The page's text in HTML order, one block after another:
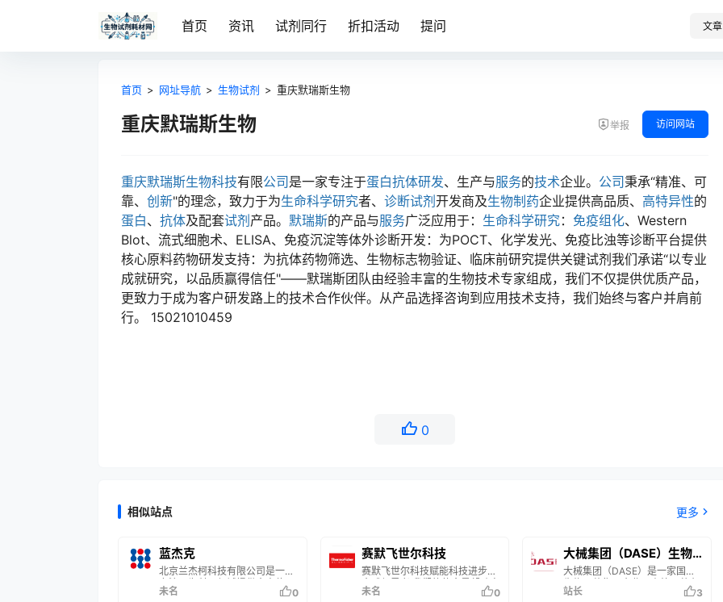
首页 资讯 试剂同行 折扣活动 提问 文章
首页 > 网址导航 > 生物试剂 > 重庆默瑞斯生物
重庆默瑞斯生物 举报 访问网站
重庆默瑞斯生物科技有限公司 是一家专注于蛋白抗体研发、生产与服务的技术企业。 公司秉承“精准、可
靠、 创新"的理念，致力于为生命科学研究者、 诊断试剂 开发商及生物制药企业提供高品质、 高特异性的
蛋白、 抗体及配套试剂 产品。 默瑞斯的产品与服务广泛应用于： 生命科学研究： 免疫组化、Western
Blot、流式细胞术、ELISA、免疫沉淀等体外诊断开发：为POCT、化学发光、免疫比浊等诊断平台提供
核心原料药物研发支持：为抗体药物筛选、生物标志物验证、临床前研究提供关键试剂我们承诺“以专业
成就研究，以品质赢得信任"——默瑞斯团队由经验丰富的生物技术专家组成，我们不仅提供优质产品，
更致力于成为客户研发路上的技术合作伙伴。从产品选择咨询到应用技术支持，我们始终与客户并肩前
行。 15021010459
0
相似站点 更多
蓝杰克
北京兰杰柯科技有限公司是一家
专注于为科研领域提供全方位、
一体化产品与服务的科技企业。
未名 0
赛默飞世尔科技
赛默飞世尔科技赋能科技进步的
全球领导者 我们的使命是帮助客
户使世界更健康、更清洁、更安
未名 0
大械集团（DASE）生物
医药集团企业
大械集团（DASE）是一家国际
生物医药集团企业，由德国莱布
尼茨高分子材料研究所材料学博
站长 3